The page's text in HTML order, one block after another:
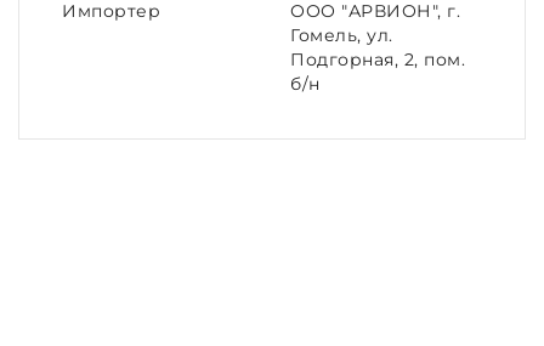
Импортер
ООО "АРВИОН", г.
Гомель, ул.
Подгорная, 2, пом.
б/н